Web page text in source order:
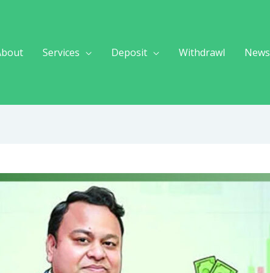
Services Deposit Withdrawl News